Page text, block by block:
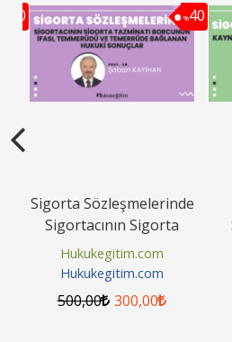
40 %40
Sigorta Sözleşmelerinde
Sigortacının Sigorta
Tazminatı Borcunun
İfası,...
Hukukegitim.com
Hukukegitim.com
500,00 300,00